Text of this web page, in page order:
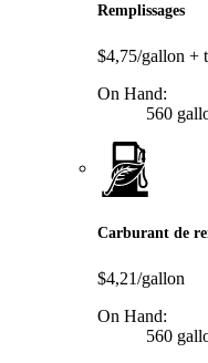
Remplissages
$4,75/gallon +
On Hand:
560
Carburant de
$4,21/gallon
On Hand:
560